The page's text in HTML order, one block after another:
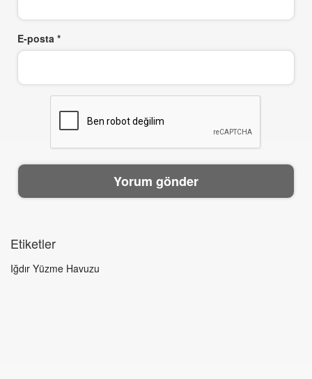
E-posta *
Etiketler
Iğdır Yüzme Havuzu